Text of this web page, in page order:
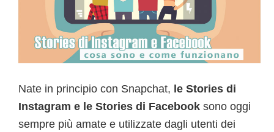
Nate in principio con Snapchat, le Stories di
Instagram e le Stories di Facebook sono oggi
sempre più amate e utilizzate dagli utenti dei